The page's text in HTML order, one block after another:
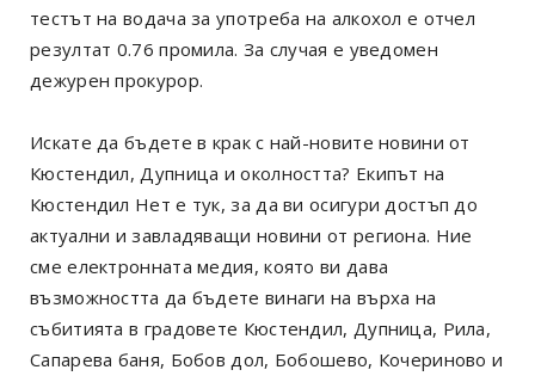
тестът на водача за употреба на алкохол е отчел
резултат 0.76 промила. За случая е уведомен
дежурен прокурор.
Искате да бъдете в крак с най-новите новини от
Кюстендил, Дупница и околността? Екипът на
Кюстендил Нет е тук, за да ви осигури достъп до
актуални и завладяващи новини от региона. Ние
сме електронната медия, която ви дава
възможността да бъдете винаги на върха на
събитията в градовете Кюстендил, Дупница, Рила,
Сапарева баня, Бобов дол, Бобошево, Кочериново и